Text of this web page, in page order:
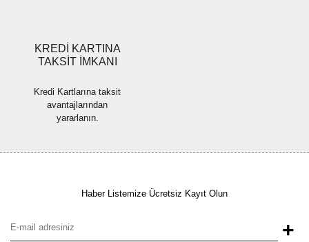
KREDİ KARTINA
TAKSİT İMKANI
Kredi Kartlarına taksit
avantajlarından
yararlanın.
Haber Listemize Ücretsiz Kayıt Olun
+